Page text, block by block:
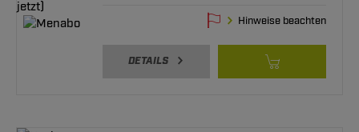
Hinweise beachten
DETAILS